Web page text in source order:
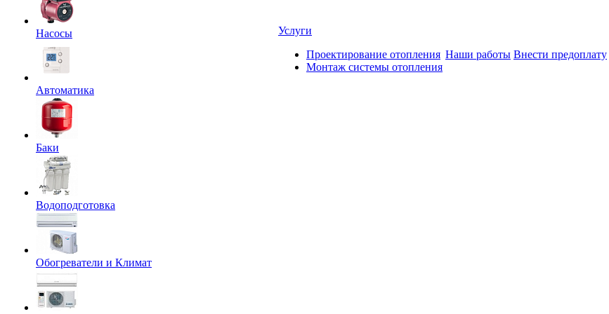
Насосы
Автоматика
Баки
Водоподготовка
Обогреватели и Климат
Услуги
Проектирование отопления
Монтаж системы отопления
Наши работы Внести предоплату